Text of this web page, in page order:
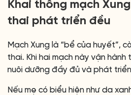
Khai thông mạch
thai phát triển đều
Mạch Xung là “bể của huyết”,
thai. Khi hai mạch này vận
nuôi dưỡng đầy đủ và phát
Nếu mẹ có biểu hiện như da